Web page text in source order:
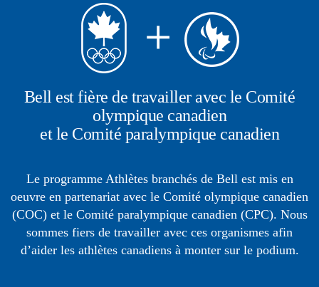
Bell est fière de travailler avec le Comité
olympique canadien
et le Comité paralympique canadien
Le programme Athlètes branchés de Bell est mis en
oeuvre en partenariat avec le Comité olympique canadien
(COC) et le Comité paralympique canadien (CPC). Nous
sommes fiers de travailler avec ces organismes afin
d’aider les athlètes canadiens à monter sur le podium.